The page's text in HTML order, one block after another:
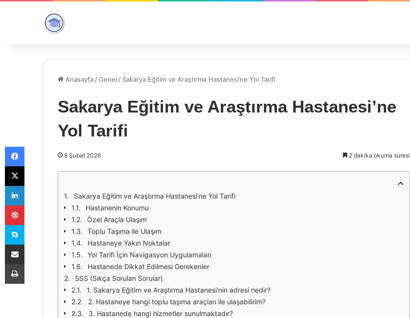
Anasayfa /Genel / Sakarya Eğitim ve Araştırma Hastanesi’ne Yol Tarifi
Sakarya Eğitim ve Araştırma Hastanesi’ne
Yol Tarifi
8 Şubat 2026 2 dakika okuma süresi
Sakarya Eğitim ve Araştırma Hastanesi'ne Yol Tarifi
Hastanenin Konumu
Özel Araçla Ulaşım
Toplu Taşıma ile Ulaşım
Hastaneye Yakın Noktalar
Yol Tarifi İçin Navigasyon Uygulamaları
Hastanede Dikkat Edilmesi Gerekenler
SSS (Sıkça Sorulan Sorular)
1. Sakarya Eğitim ve Araştırma Hastanesi'nin adresi nedir?
2. Hastaneye hangi toplu taşıma araçları ile ulaşabilirim?
3. Hastanede hangi hizmetler sunulmaktadır?
Facebook
X
LinkedIn
Pinterest
Skype
E-Posta ile paylaş